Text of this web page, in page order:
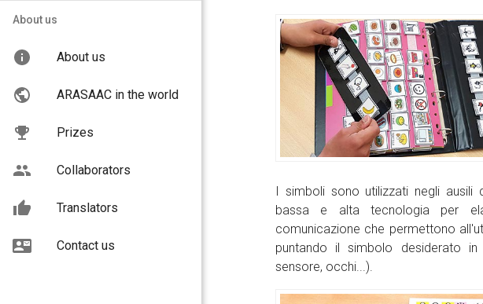
I simboli sono utilizzati negli ausili
bassa e alta tecnologia per
comunicazione che permettono
puntando il simbolo desiderato
sensore, occhi...).
About us
About us
ARASAAC in the world
Prizes
Collaborators
Translators
Contact us